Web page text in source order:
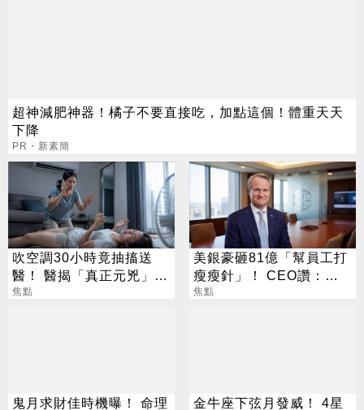
超神減肥神器！橘子不要直接吃，加點這個！體重天天
下降
PR・新素簡
吹空調30小時竟抽搐送
醫！ 醫揭「真正元兇」：
不是冷氣
焦點
美銀豪砸81億「幫員工打
瘦瘦針」！ CEO讚：一
項值得的投資
焦點
鬼月求財佳時機曝！ 命理
金牛座下弦月發威！ 4星